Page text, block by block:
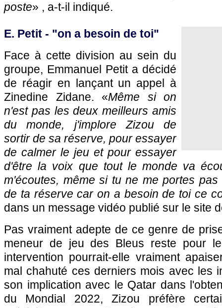
poste» , a-t-il indiqué.
E. Petit - "on a besoin de toi"
Face à cette division au sein du
groupe, Emmanuel Petit a décidé
de réagir en lançant un appel à
Zinedine Zidane. «Même si on
n'est pas les deux meilleurs amis
du monde, j'implore Zizou de
sortir de sa réserve, pour essayer
de calmer le jeu et pour essayer
d'être la voix que tout le monde va
m'écoutes, même si tu ne me portes
de ta réserve car on a besoin de toi ce
dans un message vidéo publié sur le site
Pas vraiment adepte de ce genre de
meneur de jeu des Bleus reste pour
intervention pourrait-elle vraiment
mal chahuté ces derniers mois avec les
son implication avec le Qatar dans
du Mondial 2022, Zizou préfère